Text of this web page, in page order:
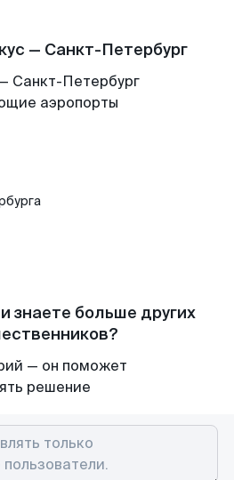
— Санкт-Петербург
Санкт-Петербург
аэропорты
знаете больше других
— он поможет
решение